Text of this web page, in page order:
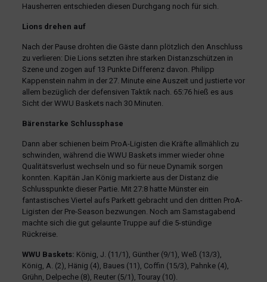
Hausherren entschieden diesen Durchgang noch für sich.
Lions drehen auf
Nach der Pause drohten die Gäste dann plötzlich den Anschluss
zu verlieren: Die Lions setzten ihre starken Distanzschützen in
Szene und zogen auf 13 Punkte Differenz davon. Philipp
Kappenstein nahm in der 27. Minute eine Auszeit und justierte vor
allem bezüglich der defensiven Taktik nach. 65:76 hieß es aus
Sicht der WWU Baskets nach 30 Minuten.
Bärenstarke Schlussphase
Dann aber schienen beim ProA-Ligisten die Kräfte allmählich zu
schwinden, während die WWU Baskets immer wieder ohne
Qualitätsverlust wechseln und so für neue Dynamik sorgen
konnten. Kapitän Jan König markierte aus der Distanz die
Schlusspunkte dieser Partie. Mit 27:8 hatte Münster ein
fantastisches Viertel aufs Parkett gebracht und den dritten ProA-
Ligisten der Pre-Season bezwungen. Noch am Samstagabend
machte sich die gut gelaunte Truppe auf die 5-stündige
Rückreise.
WWU Baskets: König, J. (11/1), Günther (9/1), Weß (13/3),
König, A. (2), Hänig (4), Baues (11), Coffin (15/3), Pahnke (4),
Grühn, Delpeche (8), Reuter (5/1), Touray (10).